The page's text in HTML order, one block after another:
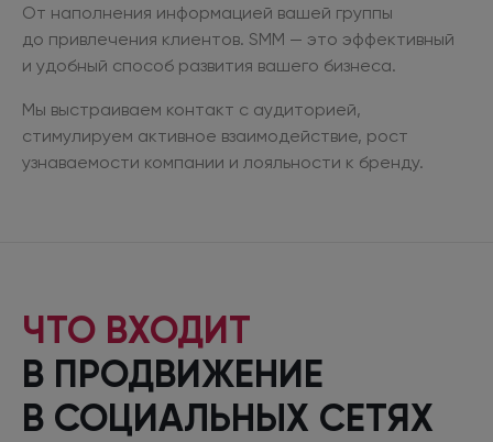
От наполнения информацией вашей группы
до привлечения клиентов. SMM — это эффективный
и удобный способ развития вашего бизнеса.
Мы выстраиваем контакт с аудиторией,
стимулируем активное взаимодействие, рост
узнаваемости компании и лояльности к бренду.
ЧТО ВХОДИТ
В ПРОДВИЖЕНИЕ
В СОЦИАЛЬНЫХ СЕТЯХ